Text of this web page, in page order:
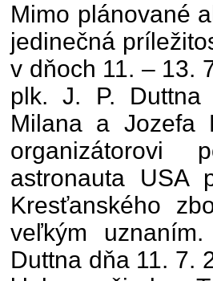
Mimo plánované
jedinečná
v dňoch 11. – 13.
plk. J. P.
Milana a Jozefa
organizátorovi
astronauta USA
Kresťanského
veľkým
Duttna dňa 11. 7.